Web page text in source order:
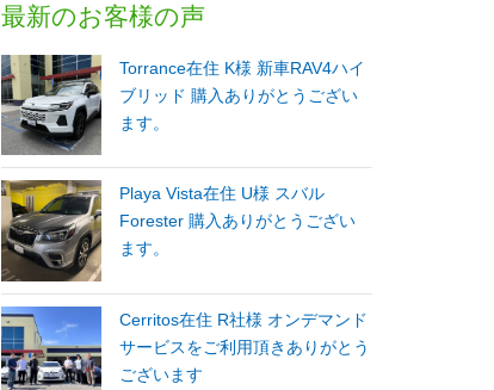
最新のお客様の声
Torrance在住 K様 新車RAV4ハイ
ブリッド 購入ありがとうござい
ます。
Playa Vista在住 U様 スバル
Forester 購入ありがとうござい
ます。
Cerritos在住 R社様 オンデマンド
サービスをご利用頂きありがとう
ございます